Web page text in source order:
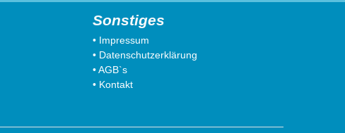
Sonstiges
• Impressum
• Datenschutzerklärung
• AGB`s
• Kontakt